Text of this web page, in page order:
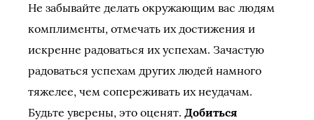
Не забывайте делать окружающим вас людям
комплименты, отмечать их достижения и
искренне радоваться их успехам. Зачастую
радоваться успехам других людей намного
тяжелее, чем сопереживать их неудачам.
Будьте уверены, это оценят. Добиться